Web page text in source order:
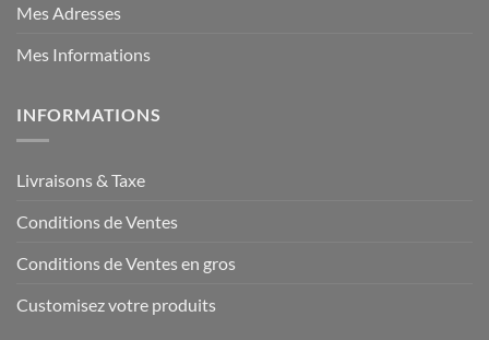
Mes Adresses
Mes Informations
INFORMATIONS
Livraisons & Taxe
Conditions de Ventes
Conditions de Ventes en gros
Customisez votre produits